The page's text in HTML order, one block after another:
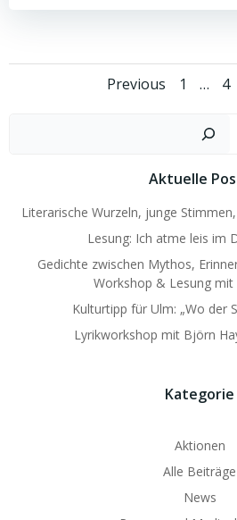
Posts
Previous Page
1 … 4
Aktuelle
Literarische Wurzeln, junge
Lesung: Ich atme leis im
Gedichte zwischen Mythos,
Workshop & Lesung
Kulturtipp für Ulm: „Wo der
Lyrikworkshop mit Björn
Kategorie
Aktionen
Alle Beiträge
News